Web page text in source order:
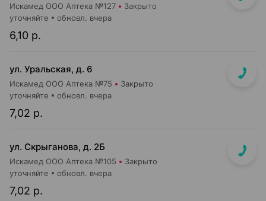
Искамед ООО Аптека №127 Закрыто
6,10 р.
уточняйте обновл. вчера
ул. Уральская, д. 6
Искамед ООО Аптека №75 Закрыто
7,02 р.
уточняйте обновл. вчера
ул. Скрыганова, д. 2Б
Искамед ООО Аптека №105 Закрыто
7,02 р.
уточняйте обновл. вчера